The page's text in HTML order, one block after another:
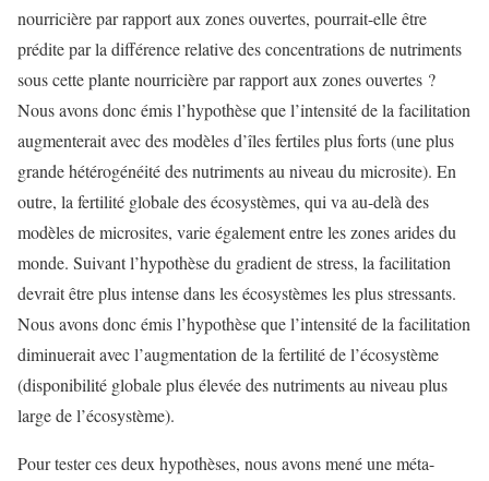
nourricière par rapport aux zones ouvertes, pourrait-elle être
prédite par la différence relative des concentrations de nutriments
sous cette plante nourricière par rapport aux zones ouvertes ?
Nous avons donc émis l’hypothèse que l’intensité de la facilitation
augmenterait avec des modèles d’îles fertiles plus forts (une plus
grande hétérogénéité des nutriments au niveau du microsite). En
outre, la fertilité globale des écosystèmes, qui va au-delà des
modèles de microsites, varie également entre les zones arides du
monde. Suivant l’hypothèse du gradient de stress, la facilitation
devrait être plus intense dans les écosystèmes les plus stressants.
Nous avons donc émis l’hypothèse que l’intensité de la facilitation
diminuerait avec l’augmentation de la fertilité de l’écosystème
(disponibilité globale plus élevée des nutriments au niveau plus
large de l’écosystème).
Pour tester ces deux hypothèses, nous avons mené une méta-